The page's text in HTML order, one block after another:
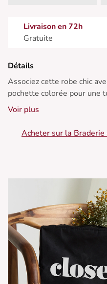
Livraison en 72h
Gratuite
Détails
Associez cette robe chic
pochette colorée pour une
• Robe droite
• Manches courtes
Voir plus
Acheter sur la